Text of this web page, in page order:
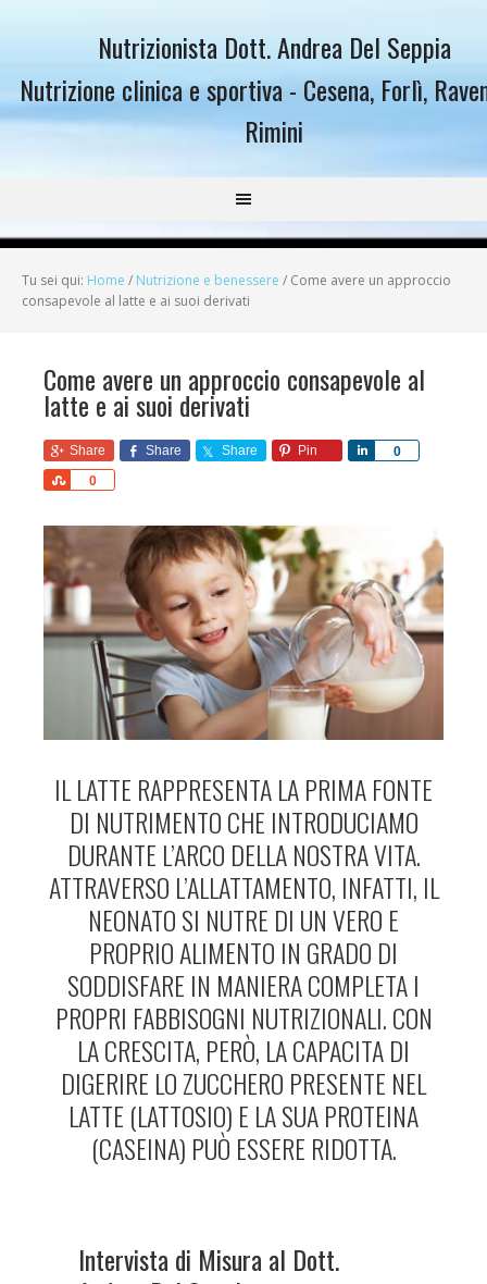
Nutrizionista Dott. Andrea Del Seppia
Nutrizione clinica e sportiva - Cesena, Forlì,
Rimini
Tu sei qui: Home / Nutrizione e benessere / Come avere un approccio
consapevole al latte e ai suoi derivati
Come avere un approccio consapevole al
latte e ai suoi derivati
Share Share Share Pin 0
Share
0
Share
IL LATTE RAPPRESENTA LA PRIMA FONTE
DI NUTRIMENTO CHE INTRODUCIAMO
DURANTE L’ARCO DELLA NOSTRA VITA.
ATTRAVERSO L’ALLATTAMENTO, INFATTI, IL
NEONATO SI NUTRE DI UN VERO E
PROPRIO ALIMENTO IN GRADO DI
SODDISFARE IN MANIERA COMPLETA I
PROPRI FABBISOGNI NUTRIZIONALI. CON
LA CRESCITA, PERÒ, LA CAPACITA DI
DIGERIRE LO ZUCCHERO PRESENTE NEL
LATTE (LATTOSIO) E LA SUA PROTEINA
(CASEINA) PUÒ ESSERE RIDOTTA.
Intervista di Misura al Dott.